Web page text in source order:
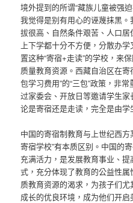
境外提到的所谓“藏族儿童被强
我觉得是别有用心的诬蔑抹黑
拔很高、自然条件艰苦、人口
上下学都十分不方便，分散办
置这种“寄宿+走读”的学校，来
质量教育资源。西藏自治区在寄
包学习费用”的“三包”政策，非
过家委会、开放日等邀请学生
论是寄宿还是走读，完全是由
中国的寄宿制教育与上世纪西
寄宿学校”有本质区别。中国的
充满活力，是发展教育事业、
式，充分体现了教育的公益性
质教育资源的渴求，为孩子们
成长的优良环境，成为他们开启